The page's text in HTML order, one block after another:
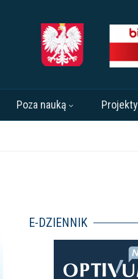
Poza nauką Projekty
E-DZIENNIK